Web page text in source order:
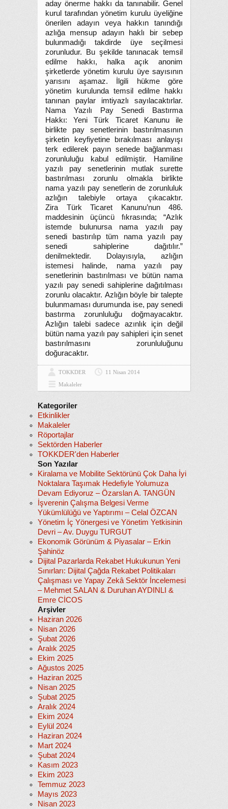
aday önerme hakkı da tanınabilir. Genel
kurul tarafından yönetim kurulu üyeliğine
önerilen adayın veya hakkın tanındığı
azlığa mensup adayın haklı bir sebep
bulunmadığı takdirde üye seçilmesi
zorunludur. Bu şekilde tanınacak temsil
edilme hakkı, halka açık anonim
şirketlerde yönetim kurulu üye sayısının
yarısını aşamaz. İlgili hükme göre
yönetim kurulunda temsil edilme hakkı
tanınan paylar imtiyazlı sayılacaktırlar.
Nama Yazılı Pay Senedi Bastırma
Hakkı: Yeni Türk Ticaret Kanunu ile
birlikte pay senetlerinin bastırılmasının
şirketin keyfiyetine bırakılması anlayışı
terk edilerek payın senede bağlanması
zorunluluğu kabul edilmiştir. Hamiline
yazılı pay senetlerinin mutlak surette
bastırılması zorunlu olmakla birlikte
nama yazılı pay senetlerin de zorunluluk
azlığın talebiyle ortaya çıkacaktır.
Zira Türk Ticaret Kanunu’nun 486.
maddesinin üçüncü fıkrasında; “Azlık
istemde bulunursa nama yazılı pay
senedi bastırılıp tüm nama yazılı pay
senedi sahiplerine dağıtılır.”
denilmektedir. Dolayısıyla, azlığın
istemesi halinde, nama yazılı pay
senetlerinin bastırılması ve bütün nama
yazılı pay senedi sahiplerine dağıtılması
zorunlu olacaktır. Azlığın böyle bir talepte
bulunmaması durumunda ise, pay senedi
bastırma zorunluluğu doğmayacaktır.
Azlığın talebi sadece azınlık için değil
bütün nama yazılı pay sahipleri için senet
bastırılmasını zorunluluğunu
doğuracaktır.
TOKKDER
11 Nisan 2014
Makaleler
Kategoriler
Etkinlikler
Makaleler
Röportajlar
Sektörden Haberler
TOKKDER'den Haberler
Son Yazılar
Kiralama ve Mobilite Sektörünü Çok Daha İyi
Noktalara Taşımak Hedefiyle Yolumuza
Devam Ediyoruz – Özarslan A. TANGÜN
İşverenin Çalışma Belgesi Verme
Yükümlülüğü ve Yaptırımı – Celal ÖZCAN
Yönetim İç Yönergesi ve Yönetim Yetkisinin
Devri – Av. Duygu TURGUT
Ekonomik Görünüm & Piyasalar – Erkin
Şahinöz
Dijital Pazarlarda Rekabet Hukukunun Yeni
Sınırları: Dijital Çağda Rekabet Politikaları
Çalışması ve Yapay Zekâ Sektör İncelemesi
– Mehmet SALAN & Duruhan AYDINLI &
Emre CİCOS
Arşivler
Haziran 2026
Nisan 2026
Şubat 2026
Aralık 2025
Ekim 2025
Ağustos 2025
Haziran 2025
Nisan 2025
Şubat 2025
Aralık 2024
Ekim 2024
Eylül 2024
Haziran 2024
Mart 2024
Şubat 2024
Kasım 2023
Ekim 2023
Temmuz 2023
Mayıs 2023
Nisan 2023